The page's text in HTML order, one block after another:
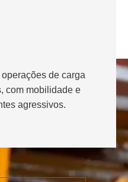
operações de carga
com mobilidade e
agressivos.